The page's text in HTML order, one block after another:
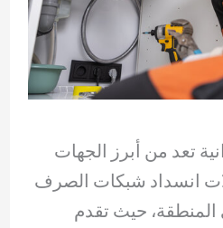
تعد من أبرز الجهات
انسداد شبكات الصرف
حيث تقدم